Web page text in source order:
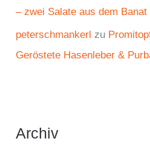
– zwei Salate aus dem Banat
peterschmankerl zu
Geröstete Hasenleber &
Archiv